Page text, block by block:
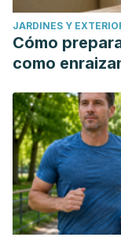
JARDINES Y
Cómo
como